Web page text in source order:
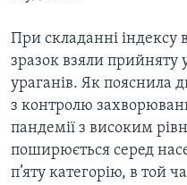
ІСТОРІЇ УСПІХУ
ВІДЕО
ТЕЛЕПРОГРАМИ
БРИФІНГ ГОЛОСУ
СТУДІЯ ВАШИНГТОН
ВІКНО В АМЕРИКУ
ENGLISH
Learning English
МИ В СОЦМЕРЕЖАХ
При складанні індексу
зразок взяли прийняту
ураганів. Як пояснила
з контролю
пандемії з високим
поширюється серед
п’яту категорію, в той